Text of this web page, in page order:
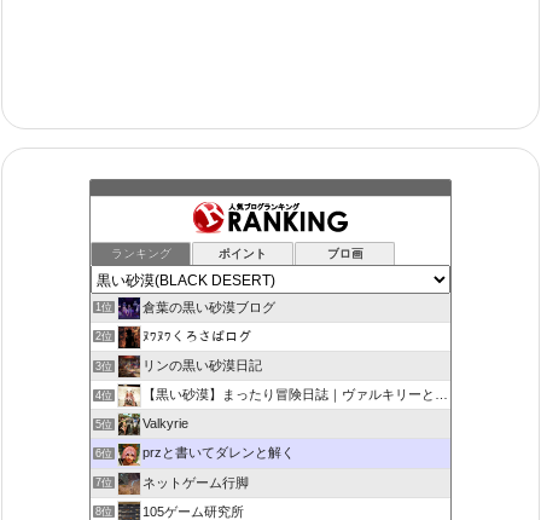
ランキング ポイント ブロ画
1位 倉葉の黒い砂漠ブログ
2位 ﾇﾜﾇﾜくろさばログ
3位 リンの黒い砂漠日記
4位 【黒い砂漠】まったり冒険日誌｜ヴァルキリーと闇の精霊の旅
5位 Valkyrie
6位 przと書いてダレンと解く
7位 ネットゲーム行脚
8位 105ゲーム研究所